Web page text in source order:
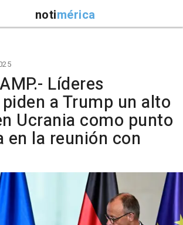
notimérica
Líderes
a Trump un alto
Ucrania como punto
en la reunión con